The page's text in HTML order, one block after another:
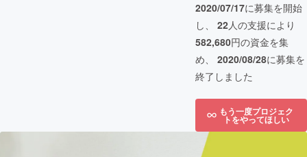
2020/07/17に募集を開始
し、 22人の支援により
582,680円の資金を集
め、 2020/08/28に募集を
終了しました
もう一度プロジェク
トをやってほしい